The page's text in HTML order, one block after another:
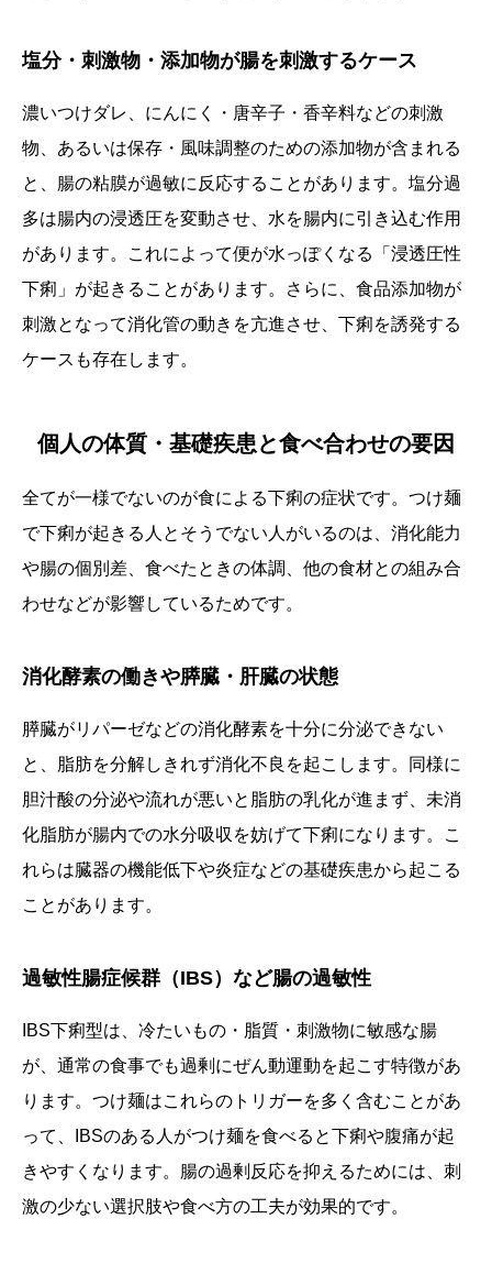
塩分・刺激物・添加物が腸を刺激するケース
濃いつけダレ、にんにく・唐辛子・香辛料などの刺激
物、あるいは保存・風味調整のための添加物が含まれる
と、腸の粘膜が過敏に反応することがあります。塩分過
多は腸内の浸透圧を変動させ、水を腸内に引き込む作用
があります。これによって便が水っぽくなる「浸透圧性
下痢」が起きることがあります。さらに、食品添加物が
刺激となって消化管の動きを亢進させ、下痢を誘発する
ケースも存在します。
個人の体質・基礎疾患と食べ合わせの要因
全てが一様でないのが食による下痢の症状です。つけ麺
で下痢が起きる人とそうでない人がいるのは、消化能力
や腸の個別差、食べたときの体調、他の食材との組み合
わせなどが影響しているためです。
消化酵素の働きや膵臓・肝臓の状態
膵臓がリパーゼなどの消化酵素を十分に分泌できない
と、脂肪を分解しきれず消化不良を起こします。同様に
胆汁酸の分泌や流れが悪いと脂肪の乳化が進まず、未消
化脂肪が腸内での水分吸収を妨げて下痢になります。こ
れらは臓器の機能低下や炎症などの基礎疾患から起こる
ことがあります。
過敏性腸症候群（IBS）など腸の過敏性
IBS下痢型は、冷たいもの・脂質・刺激物に敏感な腸
が、通常の食事でも過剰にぜん動運動を起こす特徴があ
ります。つけ麺はこれらのトリガーを多く含むことがあ
って、IBSのある人がつけ麺を食べると下痢や腹痛が起
きやすくなります。腸の過剰反応を抑えるためには、刺
激の少ない選択肢や食べ方の工夫が効果的です。